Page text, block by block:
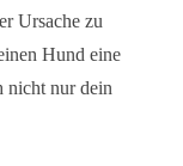
Ursache zu
Hund eine
nicht nur dein